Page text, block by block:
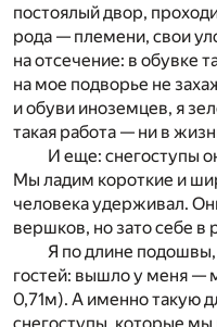
постоялый двор,
рода — племени, свои
на отсечение: в обувке
на мое подворье не
и обуви иноземцев, я
такая работа — ни в
И еще: снегоступы
Мы ладим короткие и
человека удерживал.
вершков, но зато себе в
Я по длине
гостей: вышло у меня
0,71м). А именно такую
снегоступы, которые